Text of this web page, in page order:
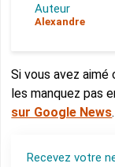
Auteur
Alexandre
Si vous avez
les manquez pas
sur Google News.
Recevez votre